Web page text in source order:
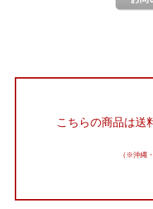
こちらの商品は送
（※沖縄